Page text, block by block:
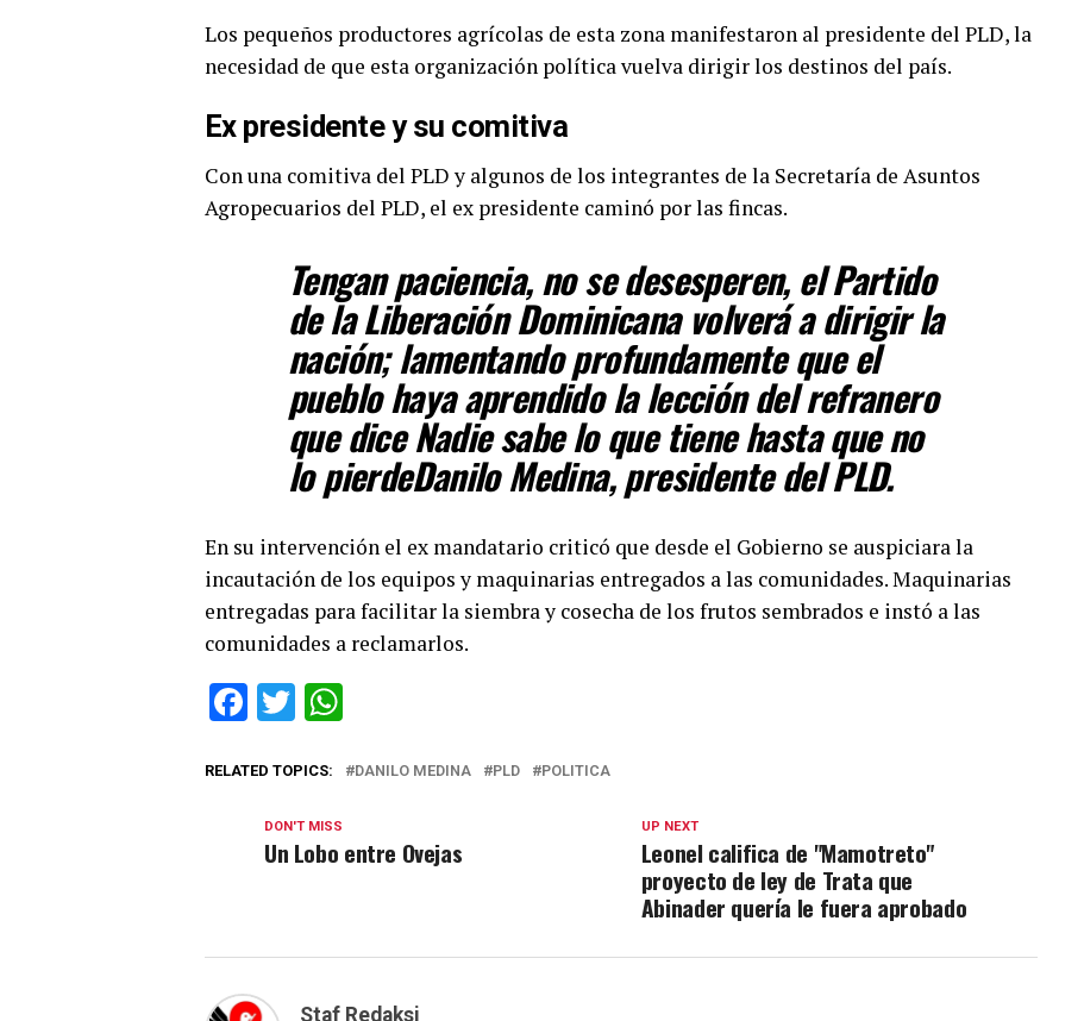
Los pequeños productores agrícolas de esta zona manifestaron al presidente del PLD, la
necesidad de que esta organización política vuelva dirigir los destinos del país.
Ex presidente y su comitiva
Con una comitiva del PLD y algunos de los integrantes de la Secretaría de Asuntos
Agropecuarios del PLD, el ex presidente caminó por las fincas.
Tengan paciencia, no se desesperen, el Partido
de la Liberación Dominicana volverá a dirigir la
nación; lamentando profundamente que el
pueblo haya aprendido la lección del refranero
que dice Nadie sabe lo que tiene hasta que no
lo pierdeDanilo Medina, presidente del PLD.
En su intervención el ex mandatario criticó que desde el Gobierno se auspiciara la
incautación de los equipos y maquinarias entregados a las comunidades. Maquinarias
entregadas para facilitar la siembra y cosecha de los frutos sembrados e instó a las
comunidades a reclamarlos.
Facebook
Twitter
RELATED TOPICS: DANILO MEDINA PLD POLITICA
UP NEXT
Leonel califica de "Mamotreto"
proyecto de ley de Trata que
Abinader quería le fuera aprobado
DON'T MISS
Un Lobo entre Ovejas
Staf Redaksi